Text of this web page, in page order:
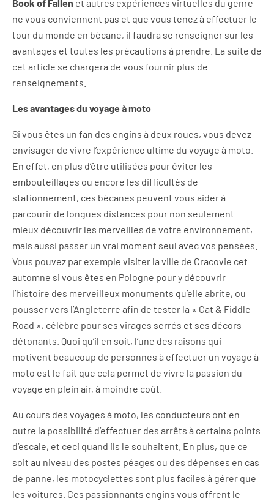
Book of Fallen et autres expériences virtuelles du genre
ne vous conviennent pas et que vous tenez à effectuer le
tour du monde en bécane, il faudra se renseigner sur les
avantages et toutes les précautions à prendre. La suite de
cet article se chargera de vous fournir plus de
renseignements.
Les avantages du voyage à moto
Si vous êtes un fan des engins à deux roues, vous devez
envisager de vivre l’expérience ultime du voyage à moto.
En effet, en plus d’être utilisées pour éviter les
embouteillages ou encore les difficultés de
stationnement, ces bécanes peuvent vous aider à
parcourir de longues distances pour non seulement
mieux découvrir les merveilles de votre environnement,
mais aussi passer un vrai moment seul avec vos pensées.
Vous pouvez par exemple visiter la ville de Cracovie cet
automne si vous êtes en Pologne pour y découvrir
l’histoire des merveilleux monuments qu’elle abrite, ou
pousser vers l’Angleterre afin de tester la « Cat & Fiddle
Road », célèbre pour ses virages serrés et ses décors
détonants. Quoi qu’il en soit, l’une des raisons qui
motivent beaucoup de personnes à effectuer un voyage à
moto est le fait que cela permet de vivre la passion du
voyage en plein air, à moindre coût.
Au cours des voyages à moto, les conducteurs ont en
outre la possibilité d’effectuer des arrêts à certains points
d’escale, et ceci quand ils le souhaitent. En plus, que ce
soit au niveau des postes péages ou des dépenses en cas
de panne, les motocyclettes sont plus faciles à gérer que
les voitures. Ces passionnants engins vous offrent le